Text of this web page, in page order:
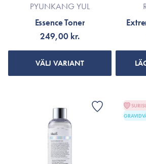
PYUNKANG YUL
Essence Toner
249,00 kr.
VÄLJ VARIANT